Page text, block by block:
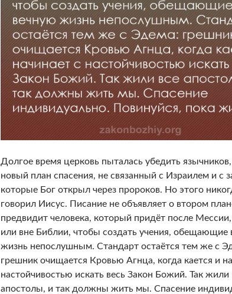
Долгое время церковь пыталась убедить язычников,
новый план спасения, не связанный с Израилем и с
которые Бог открыл через пророков. Но этого
говорил Иисус. Писание не объявляет о втором
предвидит человека, который придёт после
или вне Библии, чтобы создать учения, обещающие
жизнь непослушным. Стандарт остаётся тем же с
грешник очищается Кровью Агнца, когда кается и
настойчивостью искать весь Закон Божий. Так жили
апостолы, и так должны жить мы. Спасение